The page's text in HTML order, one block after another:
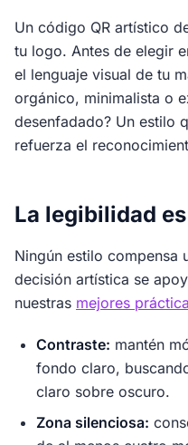
Un código QR artístico
tu logo. Antes de elegir
el lenguaje visual de tu
orgánico, minimalista o
desenfadado? Un estilo
refuerza el
La legibilidad
Ningún estilo compensa
decisión artística se
nuestras mejores
Contraste: mantén
fondo claro,
claro sobre oscuro.
Zona silenciosa: